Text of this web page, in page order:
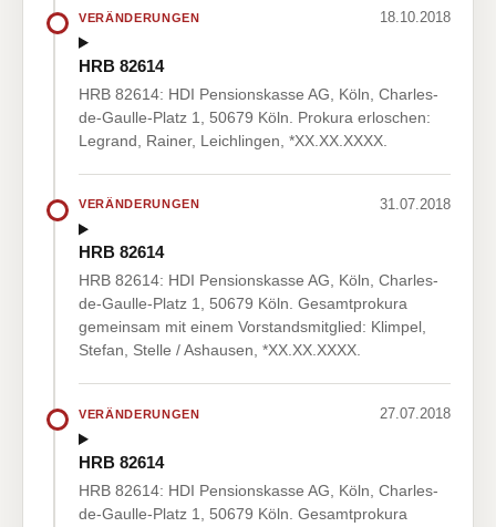
VERÄNDERUNGEN 18.10.2018
HRB 82614
HRB 82614: HDI Pensionskasse AG, Köln, Charles-
de-Gaulle-Platz 1, 50679 Köln. Prokura erloschen:
Legrand, Rainer, Leichlingen, *XX.XX.XXXX.
VERÄNDERUNGEN 31.07.2018
HRB 82614
HRB 82614: HDI Pensionskasse AG, Köln, Charles-
de-Gaulle-Platz 1, 50679 Köln. Gesamtprokura
gemeinsam mit einem Vorstandsmitglied: Klimpel,
Stefan, Stelle / Ashausen, *XX.XX.XXXX.
VERÄNDERUNGEN 27.07.2018
HRB 82614
HRB 82614: HDI Pensionskasse AG, Köln, Charles-
de-Gaulle-Platz 1, 50679 Köln. Gesamtprokura